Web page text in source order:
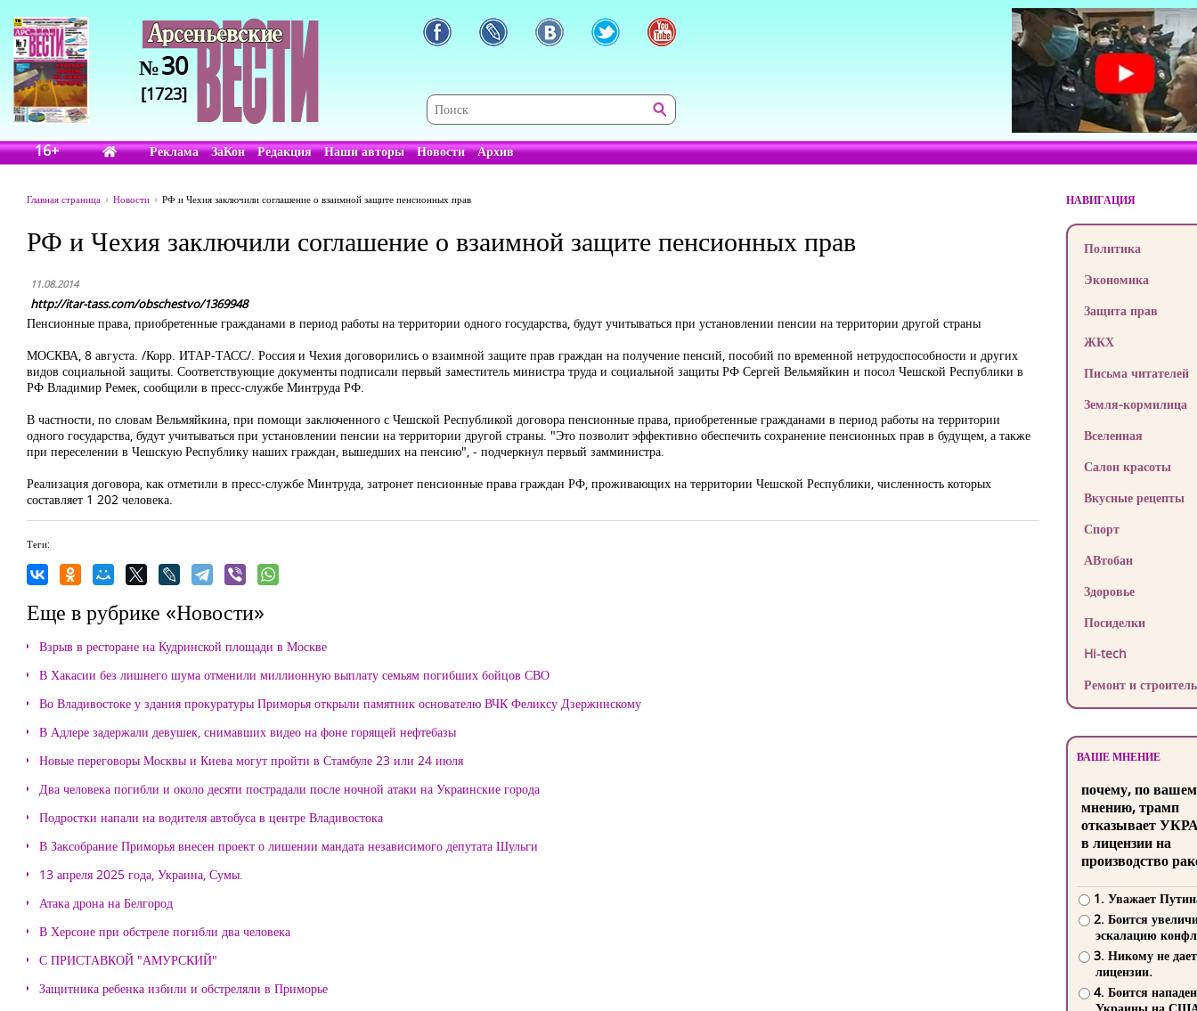
№30
[1723]
16+ Реклама ЗаКон Редакция Наши авторы Новости Архив
Главная страница Новости РФ и Чехия заключили соглашение о взаимной защите пенсионных прав
РФ и Чехия заключили соглашение о взаимной защите пенсионных прав
11.08.2014
http://itar-tass.com/obschestvo/1369948
Пенсионные права, приобретенные гражданами в период работы на территории одного государства, будут учитываться при установлении пенсии на территории другой страны
МОСКВА, 8 августа. /Корр. ИТАР-ТАСС/. Россия и Чехия договорились о взаимной защите прав граждан на получение пенсий, пособий по временной нетрудоспособности и других
видов социальной защиты. Соответствующие документы подписали первый заместитель министра труда и социальной защиты РФ Сергей Вельмяйкин и посол Чешской Республики в
РФ Владимир Ремек, сообщили в пресс-службе Минтруда РФ.
В частности, по словам Вельмяйкина, при помощи заключенного с Чешской Республикой договора пенсионные права, приобретенные гражданами в период работы на территории
одного государства, будут учитываться при установлении пенсии на территории другой страны. "Это позволит эффективно обеспечить сохранение пенсионных прав в будущем, а также
при переселении в Чешскую Республику наших граждан, вышедших на пенсию", - подчеркнул первый замминистра.
Реализация договора, как отметили в пресс-службе Минтруда, затронет пенсионные права граждан РФ, проживающих на территории Чешской Республики, численность которых
составляет 1 202 человека.
Теги:
Еще в рубрике «Новости»
Взрыв в ресторане на Кудринской площади в Москве
В Хакасии без лишнего шума отменили миллионную выплату семьям погибших бойцов СВО
Во Владивостоке у здания прокуратуры Приморья открыли памятник основателю ВЧК Феликсу Дзержинскому
В Адлере задержали девушек, снимавших видео на фоне горящей нефтебазы
Новые переговоры Москвы и Киева могут пройти в Стамбуле 23 или 24 июля
Два человека погибли и около десяти пострадали после ночной атаки на Украинские города
Подростки напали на водителя автобуса в центре Владивостока
В Заксобрание Приморья внесен проект о лишении мандата независимого депутата Шульги
13 апреля 2025 года, Украина, Сумы.
Атака дрона на Белгород
В Херсоне при обстреле погибли два человека
С ПРИСТАВКОЙ "АМУРСКИЙ"
Защитника ребенка избили и обстреляли в Приморье
НАВИГАЦИЯ
Политика
Экономика
Защита прав
ЖКХ
Письма читателей
Земля-кормилица
Вселенная
Салон красоты
Вкусные рецепты
Спорт
АВтобан
Здоровье
Посиделки
Hi-tech
Ремонт и
ВАШЕ МНЕНИЕ
почему, по
мнению, трамп
отказывает
в лицензии на
производство
1. Уважает
2. Боится
эскалацию
3. Никому не
лицензии.
4. Боится